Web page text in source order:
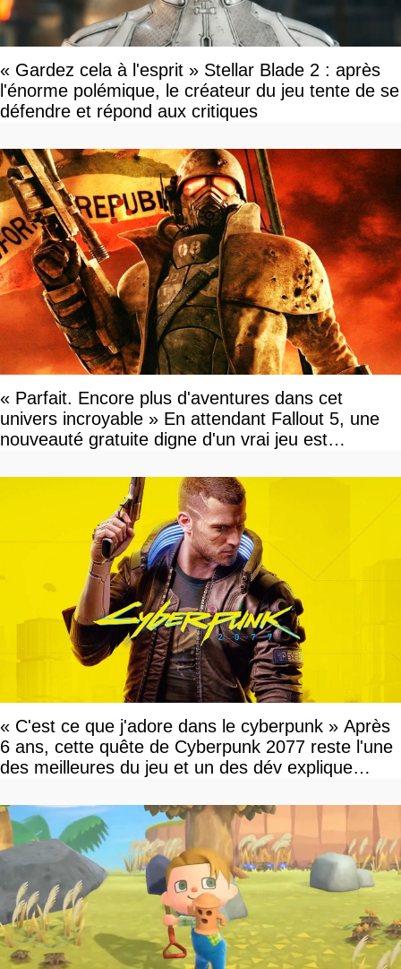
« Gardez cela à l'esprit » Stellar Blade 2 : après
l'énorme polémique, le créateur du jeu tente de se
défendre et répond aux critiques
« Parfait. Encore plus d'aventures dans cet
univers incroyable » En attendant Fallout 5, une
nouveauté gratuite digne d'un vrai jeu est
« C'est ce que j'adore dans le cyberpunk » Après
6 ans, cette quête de Cyberpunk 2077 reste l'une
des meilleures du jeu et un des dév explique